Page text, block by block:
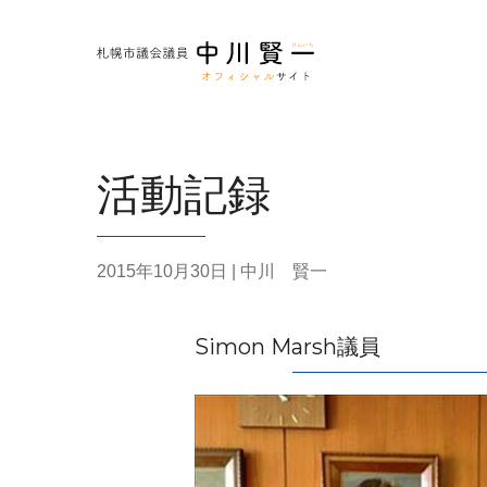
活動記録
2015年10月30日 | 中川 賢一
Simon Marsh議員